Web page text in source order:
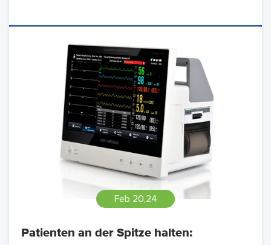
Feb 20,24
Patienten an der Spitze halten: